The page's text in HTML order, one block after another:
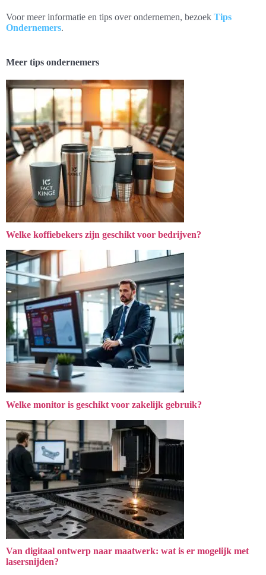
Voor meer informatie en tips over ondernemen, bezoek Tips
Ondernemers.
Meer tips ondernemers
Welke koffiebekers zijn geschikt voor bedrijven?
Welke monitor is geschikt voor zakelijk gebruik?
Van digitaal ontwerp naar maatwerk: wat is er mogelijk met
lasersnijden?